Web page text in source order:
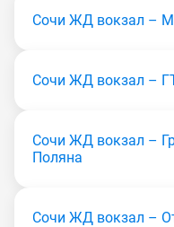
Сочи ЖД вокзал –
Сочи ЖД вокзал –
Сочи ЖД вокзал –
Поляна
Сочи ЖД вокзал –